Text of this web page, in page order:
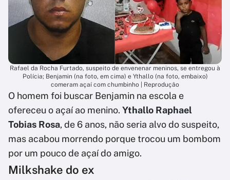
Rafael da Rocha Furtado, suspeito de envenenar meninos, se entregou à
Polícia; Benjamin (na foto, em cima) e Ythallo (na foto, embaixo)
comeram açaí com chumbinho | Reprodução
O homem foi buscar Benjamin na escola e
ofereceu o açaí ao menino. Ythallo Raphael
Tobias Rosa, de 6 anos, não seria alvo do suspeito,
mas acabou morrendo porque trocou um bombom
por um pouco de açaí do amigo.
Milkshake do ex